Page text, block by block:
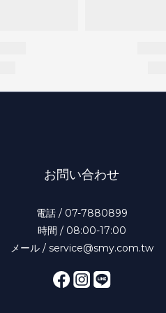
お問い合わせ
電話 / 07-7880899
時間 / 08:00-17:00
メール / service@smy.com.tw